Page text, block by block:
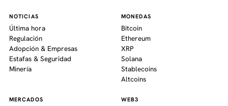
NOTICIAS
Última hora
Regulación
Adopción & Empresas
Estafas & Seguridad
Minería
MONEDAS
Bitcoin
Ethereum
XRP
Solana
Stablecoins
Altcoins
MERCADOS WEB3